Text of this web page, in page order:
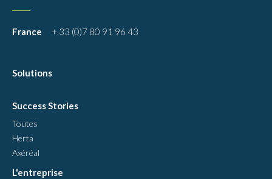
France + 33 (0)7 80 91 96 43
Solutions
Success Stories
Toutes
Herta
Axéréal
L'entreprise